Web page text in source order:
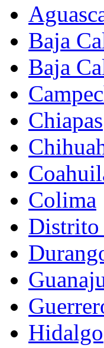
Baja
Baja
Chiapas
Colima
Distrito
Hidalgo